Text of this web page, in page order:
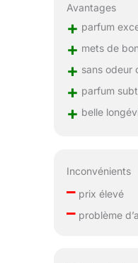
Avantages
+ parfum
+ mets de
+ sans odeur
+ parfum
+ belle
Inconvénients
–prix élevé
–problème